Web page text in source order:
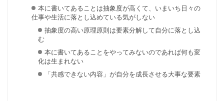
本に書いてあることは抽象度が高くて、いまいち日々の
仕事や生活に落とし込めている気がしない
抽象度の高い原理原則は要素分解して自分に落とし込
む
本に書いてあることをやってみないのであれば何も変
化は生まれない
「共感できない内容」が自分を成長させる大事な要素